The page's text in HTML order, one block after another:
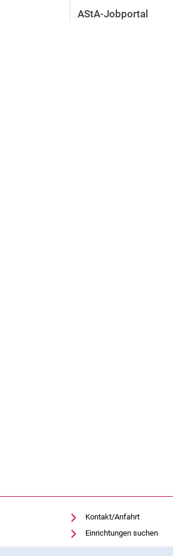
AStA-Jobportal
Kontakt/Anfahrt
Einrichtungen suchen
Stellenangebote